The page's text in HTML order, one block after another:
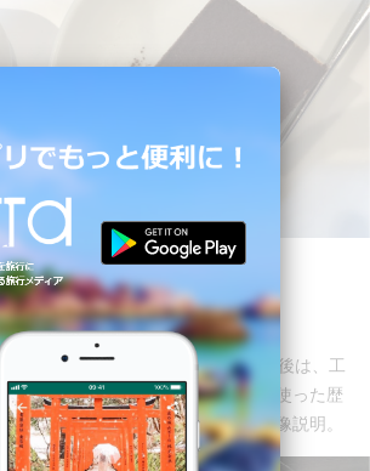
もおいしい！
ごくうれしいｗ
っと短めの50分ほどですが、この後は、工
ロジェクションマッピングなどを使った歴
作られ方の実際の工場を使った映像説明。